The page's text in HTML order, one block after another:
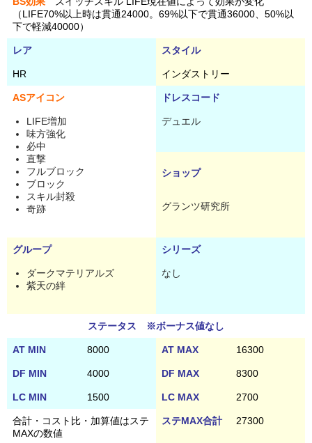
（LIFE70%以上時は貫通24000。69%以下で貫通36000、50%以
下で軽減40000）
レア スタイル
HR インダストリー
ASアイコン ドレスコード
LIFE増加
味方強化
必中
直撃
フルブロック
ブロック
スキル封殺
奇跡
デュエル
ショップ
グランツ研究所
グループ シリーズ
ダークマテリアルズ
紫天の絆
なし
ステータス ※ボーナス値なし
AT MIN 8000 AT MAX 16300
DF MIN 4000 DF MAX 8300
LC MIN 1500 LC MAX 2700
合計・コスト比・加算値はステ
MAXの数値
ステMAX合計 27300